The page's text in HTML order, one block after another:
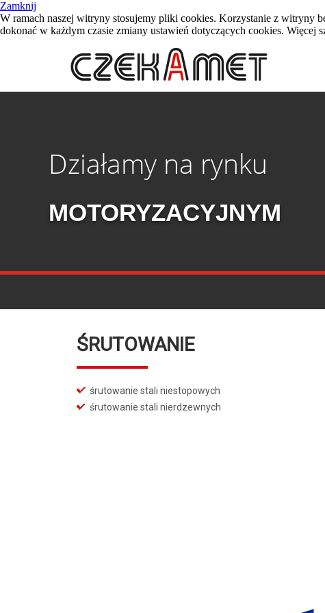
Zamknij
W ramach naszej witryny stosujemy pliki cookies. Korzystanie z witryny
dokonać w każdym czasie zmiany ustawień dotyczących cookies. Więcej
Działamy na rynku
MOTORYZACYJNYM
ŚRUTOWANIE
śrutowanie stali niestopowych
śrutowanie stali nierdzewnych